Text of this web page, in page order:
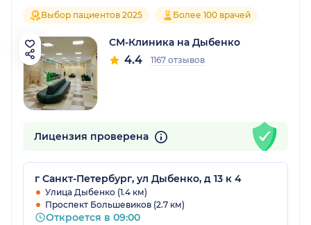
Выбор пациентов 2025 Более 100 врачей
СМ-Клиника на Дыбенко
4.4 1167 отзывов
Лицензия проверена
г Санкт-Петербург, ул Дыбенко, д 13 к 4
Улица Дыбенко (1.4 км)
Проспект Большевиков (2.7 км)
Откроется в 09:00